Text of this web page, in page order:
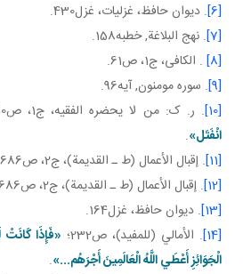
[6] . ديوان حافظ، غزليات، غزل430.
[7] . نهج البلاغة, خطبه158.
[8]
. الكافی، ج‏1، ص61.
[9] . سوره مومنون, آيه96.
[10]
. ر. ک: من لا يحضره الفقيه، ج‏1، ص210؛
انْفَتَل».
[11]
. إقبال الأعمال (ط ـ القديمة)، ج‏2، ص686.
[12]
. إقبال الأعمال (ط ـ القديمة)، ج‏2، ص686.
[13]
. ديوان حافظ، غزل164.
[14]
. الأمالي (للمفيد)، ص232؛
«فَإِذَا
الْجَوَائِزِ أَعْطَي اللَّهُ الْعَالَمِينَ أَجْرَهُم‏...».